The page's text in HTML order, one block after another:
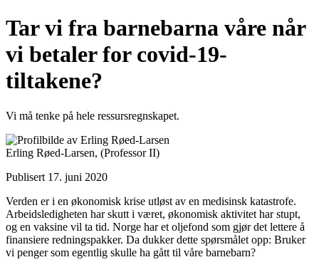
Tar vi fra barnebarna våre når
vi betaler for covid-19-
tiltakene?
Vi må tenke på hele ressursregnskapet.
Erling Røed-Larsen, (Professor II)
Publisert 17. juni 2020
Verden er i en økonomisk krise utløst av en medisinsk katastrofe.
Arbeidsledigheten har skutt i været, økonomisk aktivitet har stupt,
og en vaksine vil ta tid. Norge har et oljefond som gjør det lettere å
finansiere redningspakker. Da dukker dette spørsmålet opp: Bruker
vi penger som egentlig skulle ha gått til våre barnebarn?